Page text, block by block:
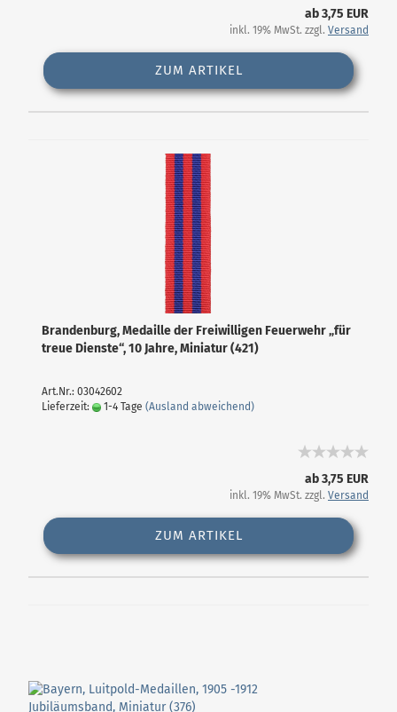
ab 3,75 EUR
inkl. 19% MwSt. zzgl. Versand
ZUM ARTIKEL
Brandenburg, Medaille der Freiwilligen Feuerwehr „für
treue Dienste“, 10 Jahre, Miniatur (421)
Art.Nr.: 03042602
Lieferzeit:
1-4 Tage (Ausland abweichend)
ab 3,75 EUR
inkl. 19% MwSt. zzgl. Versand
ZUM ARTIKEL